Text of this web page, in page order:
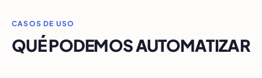
CASOS DE USO
QUÉ PODEMOS AUTOMATIZAR